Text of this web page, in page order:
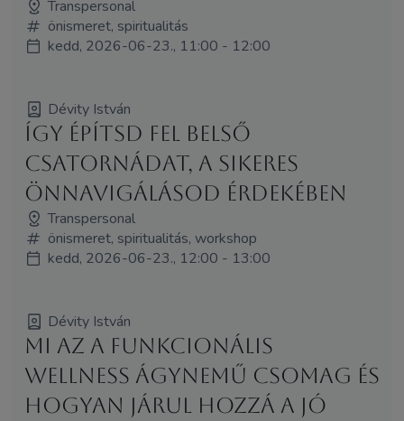
Transpersonal
önismeret, spiritualitás
kedd, 2026-06-23., 11:00 - 12:00
Dévity István
Így építsd fel belső
csatornádat, a sikeres
önnavigálásod érdekében
Transpersonal
önismeret, spiritualitás, workshop
kedd, 2026-06-23., 12:00 - 13:00
Dévity István
Mi az a funkcionális
wellness ágynemű csomag és
hogyan járul hozzá a jó